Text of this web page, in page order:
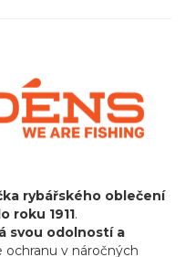
rybářského oblečení
roku 1911.
svou odolností a
ochranu v náročných